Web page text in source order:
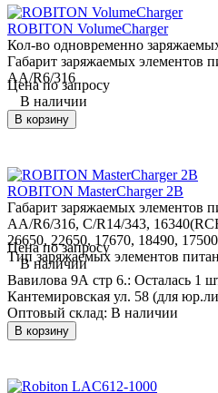
ROBITON VolumeCharger
Кол-во одновременно
Габарит заряжаемых элементов
AA/R6/316
Цена по запросу
В наличии
В корзину
ROBITON MasterCharger 2B
Габарит заряжаемых элементов
AA/R6/316, C/R14/343,
26650, 22650, 17670, 18490,
Тип заряжаемых элементов
Цена по запросу
В наличии
Вавилова 9А стр 6.: Осталась 1
Кантемировская ул. 58 (для
Оптовый склад: В наличии
В корзину